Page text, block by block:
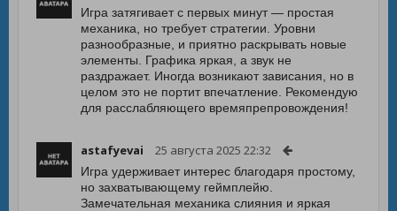
Игра затягивает с первых минут — простая
механика, но требует стратегии. Уровни
разнообразные, и приятно раскрывать новые
элементы. Графика яркая, а звук не
раздражает. Иногда возникают зависания, но в
целом это не портит впечатление. Рекомендую
для расслабляющего времяпрепровождения!
astafyevai 25 августа 2025 22:32
Игра удерживает интерес благодаря простому,
но захватывающему геймплейю.
Замечательная механика слияния и яркая